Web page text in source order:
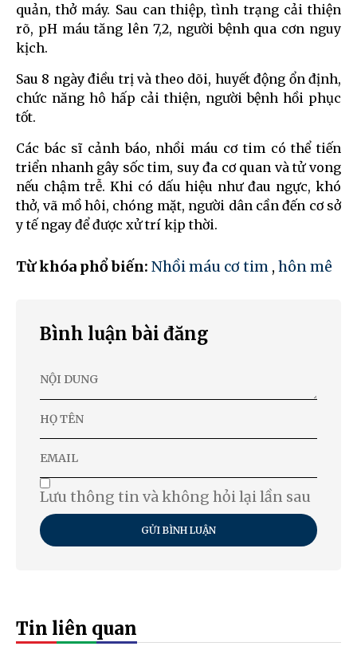
quản, thở máy. Sau can thiệp, tình trạng cải thiện
rõ, pH máu tăng lên 7,2, người bệnh qua cơn nguy
kịch.
Sau 8 ngày điều trị và theo dõi, huyết động ổn định,
chức năng hô hấp cải thiện, người bệnh hồi phục
tốt.
Các bác sĩ cảnh báo, nhồi máu cơ tim có thể tiến
triển nhanh gây sốc tim, suy đa cơ quan và tử vong
nếu chậm trễ. Khi có dấu hiệu như đau ngực, khó
thở, vã mồ hôi, chóng mặt, người dân cần đến cơ sở
y tế ngay để được xử trí kịp thời.
Từ khóa phổ biến: Nhồi máu cơ tim , hôn mê
Bình luận bài đăng
Lưu thông tin và không hỏi lại lần sau
GỬI BÌNH LUẬN
Tin liên quan